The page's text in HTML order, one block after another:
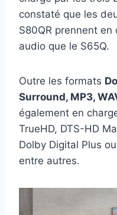
constaté que les
S80QR prennent
audio que le S65Q.
Outre les formats
Surround, MP3,
également en
TrueHD, DTS-HD
Dolby Digital Plus
entre autres.